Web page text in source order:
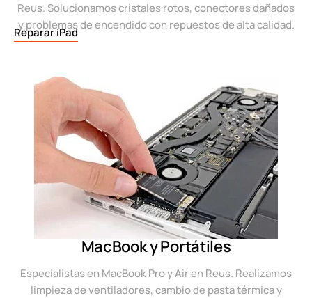
Reus. Solucionamos cristales rotos, conectores dañados
y problemas de encendido con repuestos de alta calidad.
Reparar iPad
MacBook y Portátiles
Especialistas en MacBook Pro y Air en Reus. Realizamos
limpieza de ventiladores, cambio de pasta térmica y